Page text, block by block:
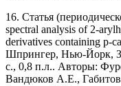
16. Статья
spectral analysis of 2-
derivatives containing p-
Шпрингер, Нью-Йорк,
с., 0,8 п.л.. Авторы:
Вандюков А.Е.,